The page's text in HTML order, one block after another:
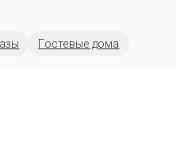
Гостевые дома